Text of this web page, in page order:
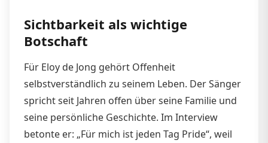
Sichtbarkeit als wichtige
Botschaft
Für Eloy de Jong gehört Offenheit
selbstverständlich zu seinem Leben. Der Sänger
spricht seit Jahren offen über seine Familie und
seine persönliche Geschichte. Im Interview
betonte er: „Für mich ist jeden Tag Pride“, weil